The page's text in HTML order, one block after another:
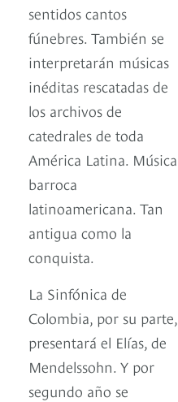
sentidos cantos
fúnebres. También se
interpretarán músicas
inéditas rescatadas de
los archivos de
catedrales de toda
América Latina. Música
barroca
latinoamericana. Tan
antigua como la
conquista.
La Sinfónica de
Colombia, por su parte,
presentará el Elías, de
Mendelssohn. Y por
segundo año se